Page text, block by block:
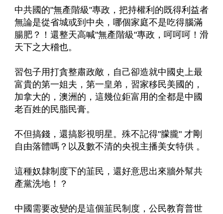
中共國的"無產階級"專政，把持權利的既得利益者
無論是從省城或到中央，哪個家庭不是吃得腦滿
腸肥？！還整天高喊"無產階級"專政，呵呵呵！滑
天下之大稽也。
習包子用打貪整肅政敵，自己卻造就中國史上最
富貴的第一姐夫，第一皇弟，習家移民美國的，
加拿大的，澳洲的，這幾位鉅富用的全都是中國
老百姓的民脂民膏。
不但搞錢，還搞影視明星。殊不記得"朦朧" 才剛
自由落體嗎？以及數不清的央視主播美女特供 。
這種奴隸制度下的韮民，還好意思出來牆外幫共
產黨洗地！？
中國需要改變的是這個韮民制度，公民教育普世